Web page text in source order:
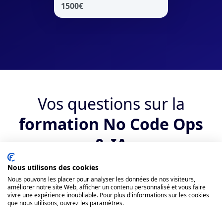
1500€
Vos questions sur la
formation No Code Ops
& IA
Qui peut suivre la formation ?
Quels sont les débouchés suite au
bootcamp No Code Ops & IA ?
Nous utilisons des cookies
Nous pouvons les placer pour analyser les données de nos visiteurs,
améliorer notre site Web, afficher un contenu personnalisé et vous faire
vivre une expérience inoubliable. Pour plus d'informations sur les cookies
que nous utilisons, ouvrez les paramètres.